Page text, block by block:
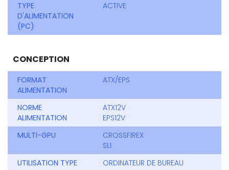
TYPE
D'ALIMENTATION
(PC)
ACTIVE
CONCEPTION
FORMAT
ALIMENTATION
ATX/EPS
NORME
ALIMENTATION
ATX12V
EPS12V
MULTI-GPU
CROSSFIREX
SLI
UTILISATION TYPE
ORDINATEUR DE BUREAU